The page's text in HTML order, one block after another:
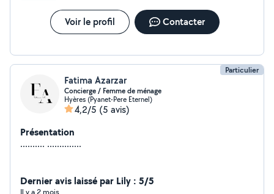
Voir le profil Contacter
Particulier
Fatima Azarzar
Concierge / Femme de ménage
Hyères (Pyanet-Pere Eternel)
4,2/5 (5 avis)
Présentation
.......... ..............
Dernier avis laissé par Lily : 5/5
Il y a 2 mois